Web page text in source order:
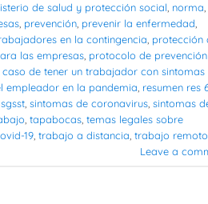
de salud y protección social, norma,
, prevención, prevenir la enfermedad,
en la contingencia, protección
las empresas, protocolo de
caso de tener un trabajador con sintomas
empleador en la pandemia, resumen res
sgsst, sintomas de coronavirus, sintomas
, tapabocas, temas legales sobre
19, trabajo a distancia, trabajo remoto
Leave a